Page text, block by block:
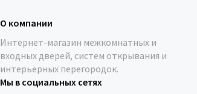
О компании
Интернет-магазин межкомнатных и
входных дверей, систем открывания и
интерьерных перегородок.
Мы в социальных сетях